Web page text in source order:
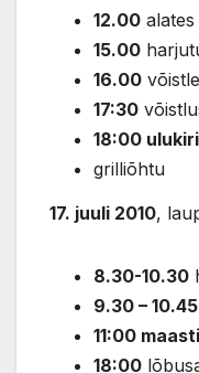
12.00
15.00
16.00
17:30
18:00
grilliõhtu
17. juuli 2010,
8.30-10.30
9.30 – 10.45
11:00
18:00